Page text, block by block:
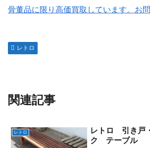
骨董品に限り高価買取しています。お
レトロ
関連記事
レトロ
レトロ 引き戸
ク テーブル